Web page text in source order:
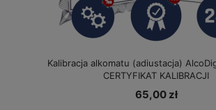
Kalibracja alkomatu (adiustacja)
CERTYFIKAT KALIBRACJI
65,00 zł